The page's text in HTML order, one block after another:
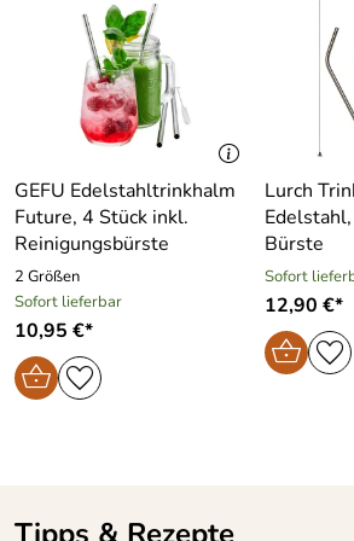
02943 Weißwasser, office@stoelzle-
GEFU Edelstahltrinkhalm
Future, 4 Stück inkl.
Reinigungsbürste
2 Größen
Sofort lieferbar
10,95 €*
Lurch
Bürste
Sofort
12,90 €*